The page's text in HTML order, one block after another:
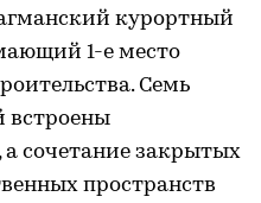
курортный
1-е место
Семь
встроены
сочетание закрытых
пространств